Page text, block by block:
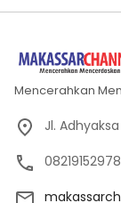
Mencerahkan
Jl.